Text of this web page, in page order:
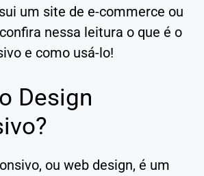
um site de e-commerce ou
nessa leitura o que é o
e como usá-lo!
Design
ou web design, é um